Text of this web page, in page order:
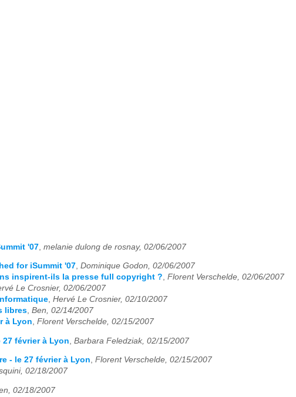
'07 melanie dulong de rosnay, 02/06/2007
for iSummit '07, Dominique Godon, 02/06/2007
inspirent-ils la presse full copyright ?, Florent Verschelde, 02/06/2007
Le Crosnier, 02/06/2007
, Hervé Le Crosnier, 02/10/2007
libres, Ben, 02/14/2007
à Lyon, Florent Verschelde, 02/15/2007
février à Lyon Barbara Feledziak, 02/15/2007
- le 27 février à Lyon, Florent Verschelde, 02/15/2007
02/18/2007
02/18/2007